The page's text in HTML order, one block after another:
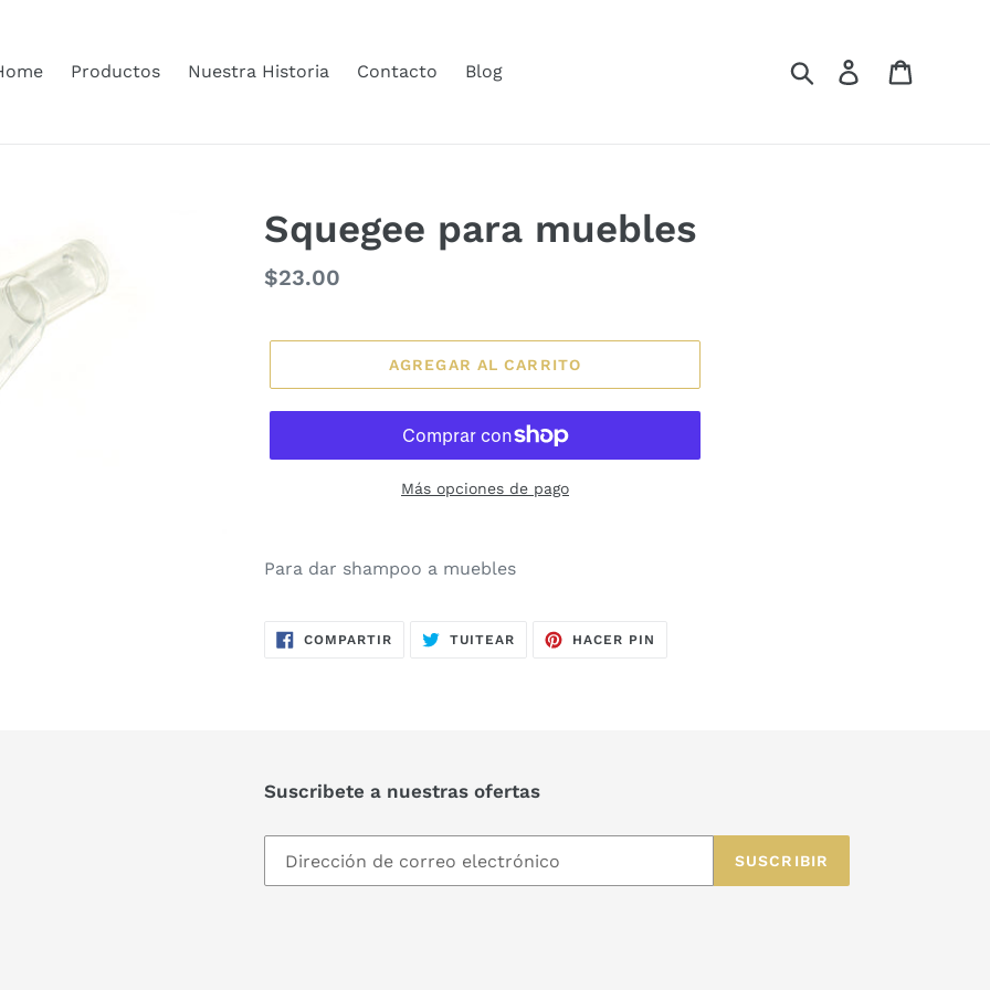
Productos Nuestra Historia Contacto Blog Buscar Ingresar
Squegee para muebles
Precio
$23.00
AGREGAR AL CARRITO
Más opciones de pago
Para dar shampoo a muebles
COMPARTIRCOMPARTIRTUITEAR TUITEARHACER PIN
Suscribete a nuestras ofertas
SUSCRIBIR